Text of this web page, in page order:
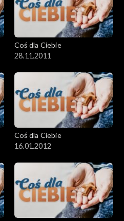
Coś dla Ciebie
28.11.2011
Coś dla Ciebie
16.01.2012